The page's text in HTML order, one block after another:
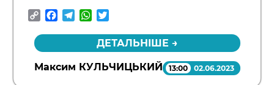
CopyFacebook
TelegramWhatsApp
ДЕТАЛЬНІШЕ →
Максим КУЛЬЧИЦЬКИЙ 13:00 02.06.2023